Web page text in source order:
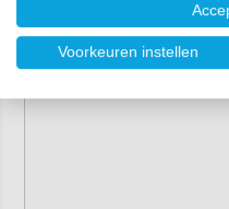
Voorkeuren instellen